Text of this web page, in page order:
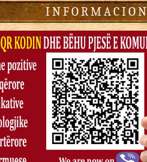
I N F O R M A C I O N